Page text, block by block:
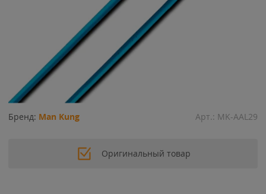
Бренд: Man Kung Арт.: MK-AAL29
Оригинальный товар